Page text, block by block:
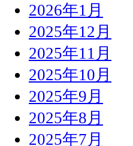
2026年1月
2025年12月
2025年11月
2025年10月
2025年9月
2025年8月
2025年7月